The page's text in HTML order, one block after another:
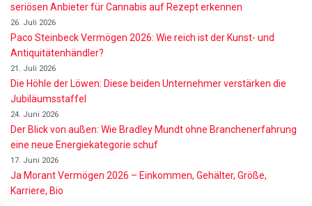
seriösen Anbieter für Cannabis auf Rezept erkennen
26. Juli 2026
Paco Steinbeck Vermögen 2026: Wie reich ist der Kunst- und
Antiquitätenhändler?
21. Juli 2026
Die Höhle der Löwen: Diese beiden Unternehmer verstärken die
Jubiläumsstaffel
24. Juni 2026
Der Blick von außen: Wie Bradley Mundt ohne Branchenerfahrung
eine neue Energiekategorie schuf
17. Juni 2026
Ja Morant Vermögen 2026 – Einkommen, Gehälter, Größe,
Karriere, Bio